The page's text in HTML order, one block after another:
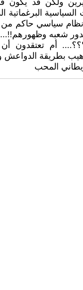
ولكن قد
البرغماتية
سياسي حاكم من
شعبه
أم تعتقدون أن
بطريقة الدواعش
المحب